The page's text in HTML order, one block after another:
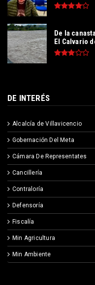
De la
El Calvario
DE INTERÉS
Alcalcía de Villavicencio
Gobernación Del Meta
Cámara De Representates
Cancillería
Contraloría
Defensoría
Fiscalía
Min Agricultura
Min Ambiente